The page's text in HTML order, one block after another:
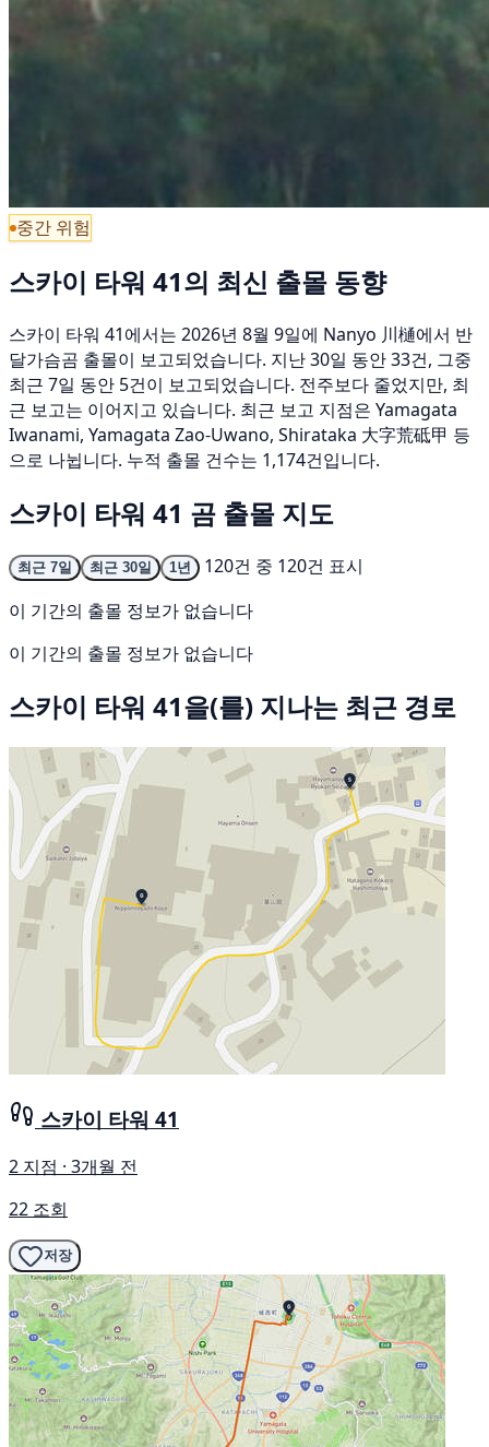
중간 위험
스카이 타워 41의 최신 출몰 동향
스카이 타워 41에서는 2026년 8월 9일에 Nanyo 川樋에서 반
달가슴곰 출몰이 보고되었습니다. 지난 30일 동안 33건, 그중
최근 7일 동안 5건이 보고되었습니다. 전주보다 줄었지만, 최
근 보고는 이어지고 있습니다. 최근 보고 지점은 Yamagata
Iwanami, Yamagata Zao-Uwano, Shirataka 大字荒砥甲 등
으로 나뉩니다. 누적 출몰 건수는 1,174건입니다.
스카이 타워 41 곰 출몰 지도
최근 7일 최근 30일 1년
120건 중 120건 표시
이 기간의 출몰 정보가 없습니다
이 기간의 출몰 정보가 없습니다
스카이 타워 41을(를) 지나는 최근 경로
스카이 타워 41
2 지점 · 3개월 전
22 조회
저장